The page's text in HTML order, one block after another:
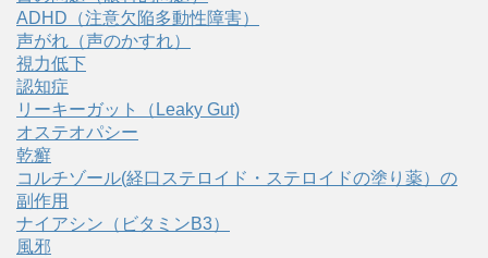
ADHD（注意欠陥多動性障害）
声がれ（声のかすれ）
視力低下
認知症
リーキーガット（Leaky Gut)
オステオパシー
乾癬
コルチゾール(経口ステロイド・ステロイドの塗り薬）の
副作用
ナイアシン（ビタミンB3）
風邪